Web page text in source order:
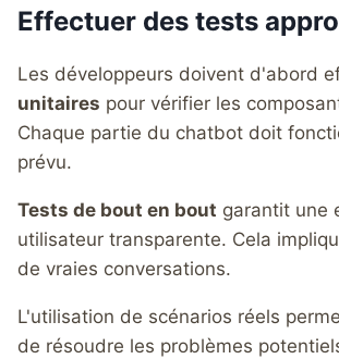
Effectuer des tests
Les développeurs doivent d'abord
unitaires pour vérifier les
Chaque partie du chatbot doit
prévu.
Tests de bout en bout garantit une
utilisateur transparente. Cela
de vraies conversations.
L'utilisation de scénarios réels
de résoudre les problèmes